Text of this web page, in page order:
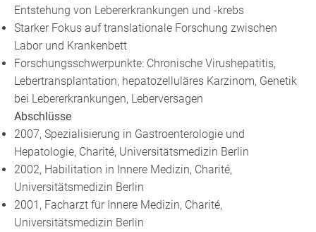
Entstehung von Lebererkrankungen und -krebs
Starker Fokus auf translationale Forschung zwischen
Labor und Krankenbett
Forschungsschwerpunkte: Chronische Virushepatitis,
Lebertransplantation, hepatozelluläres Karzinom, Genetik
bei Lebererkrankungen, Leberversagen
Abschlüsse
2007, Spezialisierung in Gastroenterologie und
Hepatologie, Charité, Universitätsmedizin Berlin
2002, Habilitation in Innere Medizin, Charité,
Universitätsmedizin Berlin
2001, Facharzt für Innere Medizin, Charité,
Universitätsmedizin Berlin